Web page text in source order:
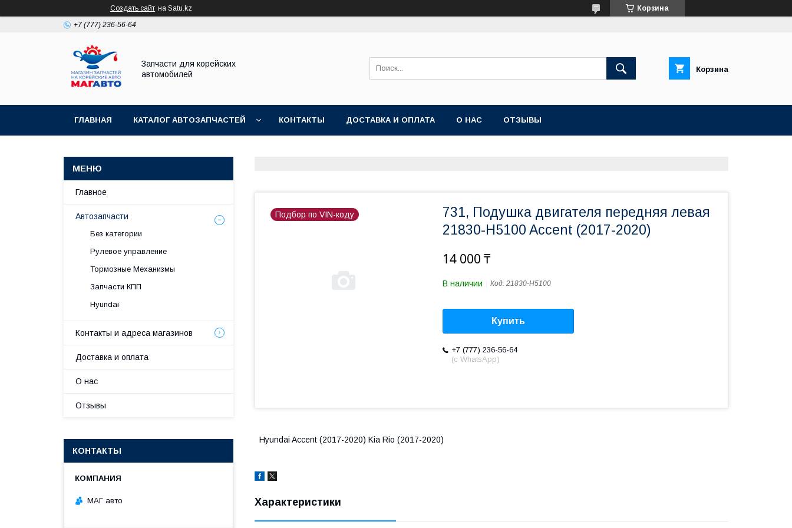
Создать сайт на Satu.kz Корзина
+7 (777) 236-56-64
Запчасти для корейских
автомобилей
Корзина
ГЛАВНАЯ КАТАЛОГ АВТОЗАПЧАСТЕЙ КОНТАКТЫ ДОСТАВКА И ОПЛАТА О НАС ОТЗЫВЫ
Подбор по VIN-коду
731, Подушка двигателя передняя левая
21830-H5100 Accent (2017-2020)
14 000 ₸
В наличии Код: 21830-H5100
Купить
+7 (777) 236-56-64
(с WhatsApp)
Hyundai Accent (2017-2020) Kia Rio (2017-2020)
Характеристики
Главное
Автозапчасти
Без категории
Рулевое управление
Тормозные Механизмы
Запчасти КПП
Hyundai
Контакты и адреса магазинов
Доставка и оплата
О нас
Отзывы
КОНТАКТЫ
МАГ авто